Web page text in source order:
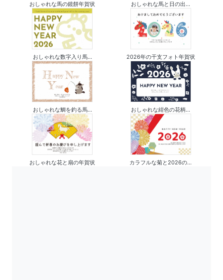
おしゃれな馬の鏡餅年賀状 おしゃれな馬と日の出...
おしゃれな数字入り馬... 2026年の干支フォト年賀状
おしゃれな鯛を釣る馬... おしゃれな紺色の花柄...
おしゃれな花と扇の年賀状 カラフルな菊と2026の...